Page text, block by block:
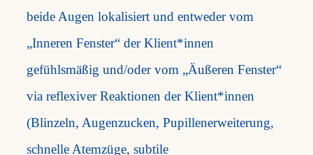
beide Augen lokalisiert und entweder vom
„Inneren Fenster“ der Klient*innen
gefühlsmäßig und/oder vom „Äußeren Fenster“
via reflexiver Reaktionen der Klient*innen
(Blinzeln, Augenzucken, Pupillenerweiterung,
schnelle Atemzüge, subtile